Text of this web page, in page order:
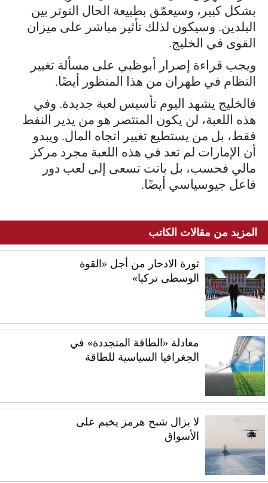
بشكل كبير، وسيعمّق بطبيعة الحال التوتر بين
البلدين. وسيكون لذلك تأثير مباشر على ميزان
القوى في الخليج.
ويجب قراءة إصرار أبوظبي على مسألة تغيير
النظام في طهران من هذا المنظور أيضًا.
فالخليج يشهد اليوم تأسيس لعبة جديدة. وفي
هذه اللعبة، لن يكون المنتصر هو من يدير النفط
فقط، بل من يستطيع تغيير اتجاه المال. ويبدو
أن الإمارات لم تعد في هذه اللعبة مجرد مركز
مالي فحسب، بل باتت تسعى إلى لعب دور
فاعل جيوسياسي أيضًا.
المزيد من مقالات الكاتب
ثورة الادخار من أجل «القوة
الوسطى تركيا»
معادلة «الطاقة المتجددة» في
الجغرافيا السياسية للطاقة
لا يزال شبح هرمز يخيم على
الأسواق